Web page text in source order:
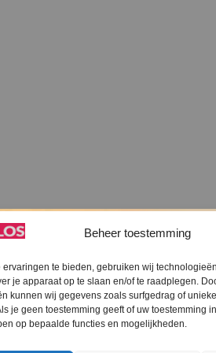
Beheer toestemming
ervaringen te bieden, gebruiken wij
je apparaat op te slaan en/of te raadplegen.
kunnen wij gegevens zoals surfgedrag of
je geen toestemming geeft of uw toestemming
op bepaalde functies en mogelijkheden.
SLOS ANBI Contact
Cookiebeleid